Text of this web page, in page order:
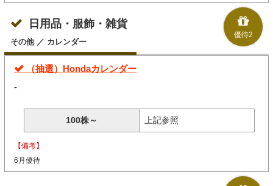
優待2
日用品・服飾・雑貨
その他 ／ カレンダー
（抽選）Hondaカレンダー
-
100株～ 上記参照
【備考】
6月優待